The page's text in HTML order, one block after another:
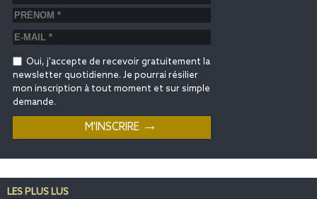
Oui, j'accepte de recevoir gratuitement la
newsletter quotidienne. Je pourrai résilier
mon inscription à tout moment et sur simple
demande.
LES PLUS LUS